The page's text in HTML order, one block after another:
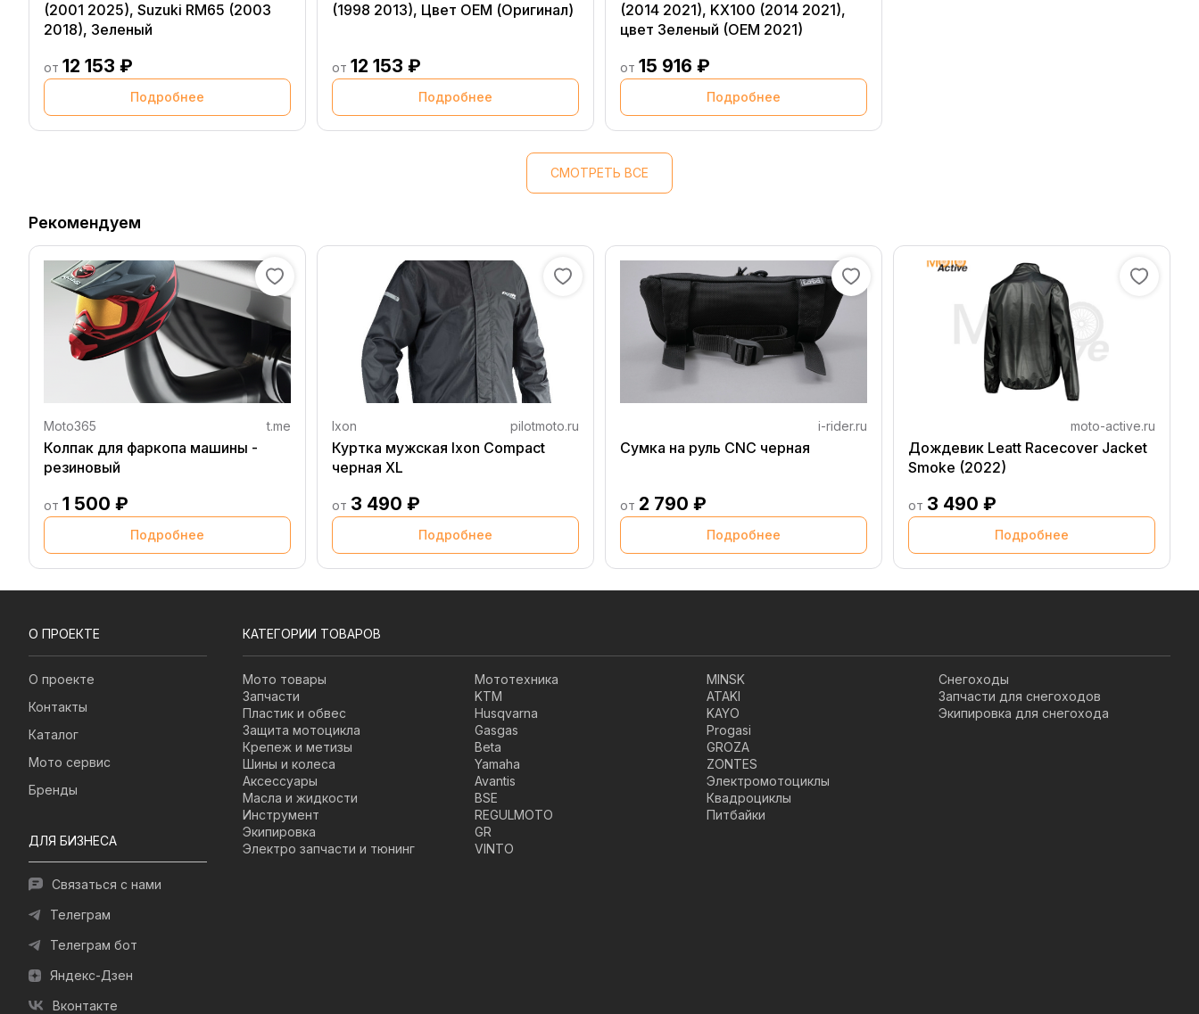
(2001 2025), Suzuki RM65 (2003
2018), Зеленый
от 12 153 ₽
Подробнее
(1998 2013), Цвет OEM (Оригинал)
от 12 153 ₽
Подробнее
(2014 2021), KX100 (2014 2021),
цвет Зеленый (OEM 2021)
от 15 916 ₽
Подробнее
СМОТРЕТЬ ВСЕ
Рекомендуем
Moto365 t.me
Колпак для фаркопа машины -
резиновый
от 1 500 ₽
Подробнее
Ixon pilotmoto.ru
Куртка мужская Ixon Compact
черная XL
от 3 490 ₽
Подробнее
i-rider.ru
Сумка на руль CNC черная
от 2 790 ₽
Подробнее
moto-active.ru
Дождевик Leatt Racecover Jacket
Smoke (2022)
от 3 490 ₽
Подробнее
О ПРОЕКТЕ
О проекте
Контакты
Каталог
Мото сервис
Бренды
ДЛЯ БИЗНЕСА
Связаться с нами
Телеграм
Телеграм бот
Яндекс-Дзен
Вконтакте
КАТЕГОРИИ ТОВАРОВ
Мото товары
Запчасти
Пластик и обвес
Защита мотоцикла
Крепеж и метизы
Шины и колеса
Аксессуары
Масла и жидкости
Инструмент
Экипировка
Электро запчасти и тюнинг
Мототехника
KTM
Husqvarna
Gasgas
Beta
Yamaha
Avantis
BSE
REGULMOTO
GR
VINTO
MINSK
ATAKI
KAYO
Progasi
GROZA
ZONTES
Электромотоциклы
Квадроциклы
Питбайки
Снегоходы
Запчасти для снегоходов
Экипировка для снегохода